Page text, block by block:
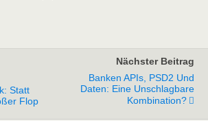
Statt
Flop
Nächster Beitrag
Banken APIs, PSD2 Und
Daten: Eine Unschlagbare
Kombination?